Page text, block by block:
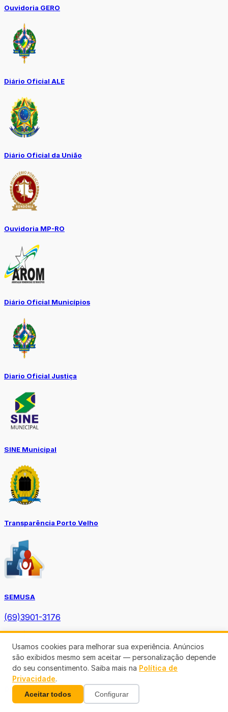
Ouvidoria GERO
Diário Oficial ALE
Diário Oficial da União
Ouvidoria MP-RO
Diário Oficial Municípios
Diario Oficial Justiça
SINE Municipal
Transparência Porto Velho
SEMUSA
(69)3901-3176
Diário Oficial TCE-RO
Usamos cookies para melhorar sua experiência. Anúncios
são exibidos mesmo sem aceitar — personalização depende
do seu consentimento. Saiba mais na Política de
Privacidade.
Aceitar todos Configurar